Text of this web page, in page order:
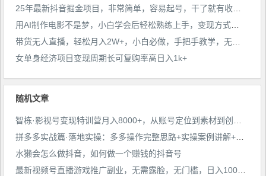
25年最新抖音掘金项目，非常简单，容易起号，干了就有收益那种
用AI制作电影不是梦，小白学会后轻松熟练上手，变现方式多样，日入2张+
带货无人直播，轻松月入2W+，小白必做，手把手教学，无脑操作(附学习资料)
女单身经济项目变现周期长可复购率高日入1k+
随机文章
智栋·影视号变现特训营月入8000+，从账号定位到素材到创作到热门全套课程-价值888元
拼多多实战篇·落地实操：多多操作完整思路+实操案例讲解+拆解操作思路+复杂的算法简单化
水獭会怎么做抖音，如何做一个赚钱的抖音号
最新视频号直播游戏推广副业，无需露脸，无门槛，日入1000+【揭秘】